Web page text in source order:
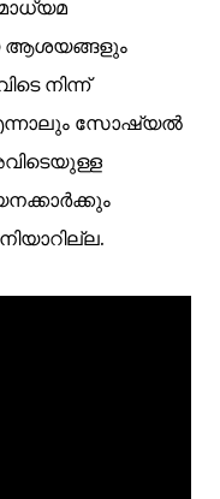
ആശയങ്ങളും
നിന്ന്
സോഷ്യല്‍